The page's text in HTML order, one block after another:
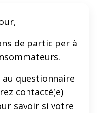
de participer à
questionnaire
contacté(e)
savoir si votre